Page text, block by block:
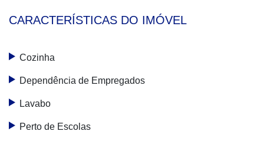
CARACTERÍSTICAS DO IMÓVEL
Cozinha
Dependência de Empregados
Lavabo
Perto de Escolas